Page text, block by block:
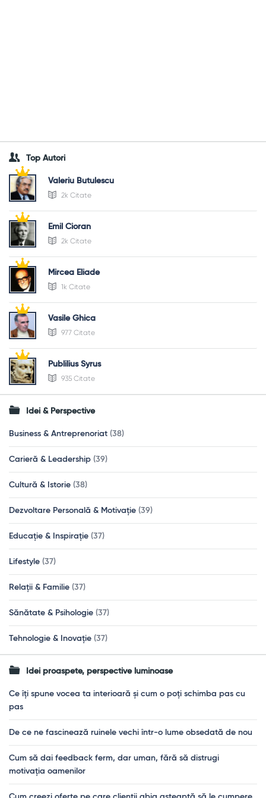
Top Autori
Valeriu Butulescu
2k Citate
Emil Cioran
2k Citate
Mircea Eliade
1k Citate
Vasile Ghica
977 Citate
Publilius Syrus
935 Citate
Idei & Perspective
Business & Antreprenoriat (38)
Carieră & Leadership (39)
Cultură & Istorie (38)
Dezvoltare Personală & Motivație (39)
Educație & Inspirație (37)
Lifestyle (37)
Relații & Familie (37)
Sănătate & Psihologie (37)
Tehnologie & Inovație (37)
Idei proaspete, perspective luminoase
Ce îți spune vocea ta interioară și cum o poți schimba pas cu
pas
De ce ne fascinează ruinele vechi într-o lume obsedată de nou
Cum să dai feedback ferm, dar uman, fără să distrugi
motivația oamenilor